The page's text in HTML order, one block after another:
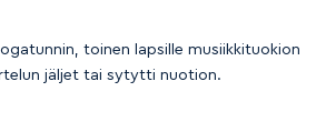
toinen lapsille musiikkituokion
jäljet tai sytytti nuotion.